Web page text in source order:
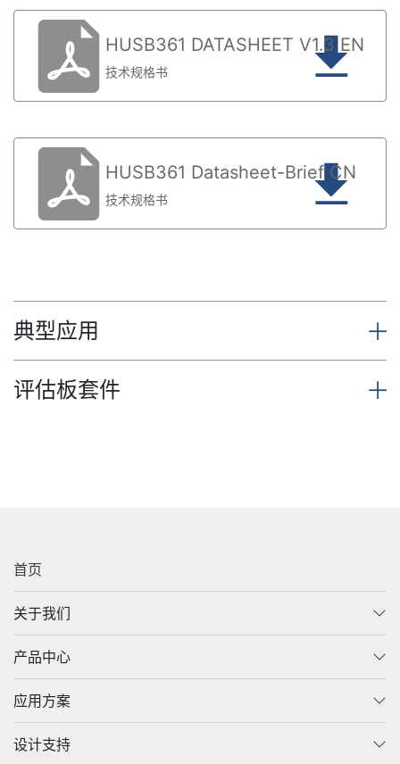
HUSB361 DATASHEET V1.3 EN
技术规格书
HUSB361 Datasheet-Brief CN
技术规格书
典型应用
评估板套件
首页
关于我们
产品中心
应用方案
设计支持